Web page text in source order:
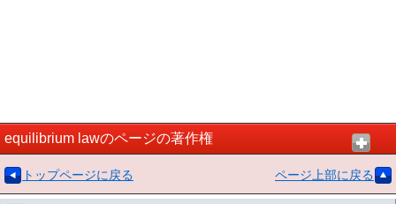
equilibrium lawのページの著作権
トップページに戻る ページ上部に戻る